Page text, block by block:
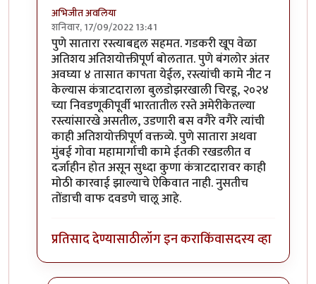
अभिजीत अवलिया
शनिवार, 17/09/2022 13:41
In reply toगडकरी साहेब कितीही विनोद आणिby
पुणे सातारा रस्त्याबद्दल सहमत. गडकरी खूप वेळा
अतिशय अतिशयोक्तीपूर्ण बोलतात. पुणे बंगलोर अंतर
अवघ्या ४ तासात कापता येईल, रस्त्यांची कामे नीट न
केल्यास कंत्राटदाराला बुलडोझरखाली चिरडू, २०२४
च्या निवडणूकीपूर्वी भारतातील रस्ते अमेरीकेतल्या
रस्त्यांसारखे असतील, उडणारी बस वगैरे वगैरे त्यांची
काही अतिशयोक्तीपूर्ण वक्तव्ये. पुणे सातारा अथवा
मुंबई गोवा महामार्गाची कामे ईतकी रखडलीत व
दर्जाहीन होत असून सुध्दा कुणा कंत्राटदारावर काही
मोठी कारवाई झाल्याचे ऐकिवात नाही. नुसतीच
तोंडाची वाफ दवडणे चालू आहे.
प्रतिसाद देण्यासाठीलॉग इन कराकिंवासदस्य व्हा